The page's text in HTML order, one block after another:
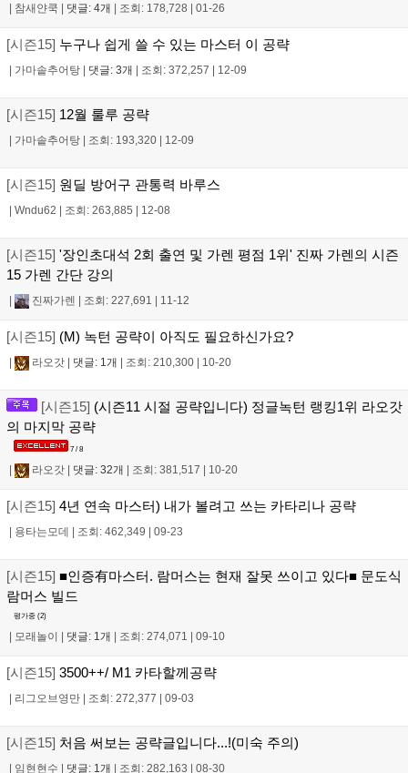
| 참새얀쿡 | 댓글: 4개 | 조회: 178,728 | 01-26
[시즌15] 누구나 쉽게 쓸 수 있는 마스터 이 공략
| 가마솥추어탕 | 댓글: 3개 | 조회: 372,257 | 12-09
[시즌15] 12월 룰루 공략
| 가마솥추어탕 | 조회: 193,320 | 12-09
[시즌15] 원딜 방어구 관통력 바루스
| Wndu62 | 조회: 263,885 | 12-08
[시즌15] '장인초대석 2회 출연 및 가렌 평점 1위' 진짜 가렌의 시즌
15 가렌 간단 강의
| 진짜가렌 | 조회: 227,691 | 11-12
[시즌15] (M) 녹턴 공략이 아직도 필요하신가요?
| 라오갓 | 댓글: 1개 | 조회: 210,300 | 10-20
[시즌15] (시즌11 시절 공략입니다) 정글녹턴 랭킹1위 라오갓
의 마지막 공략
7 / 8
라오갓 댓글: 32개 조회: 381,517 10-20
[시즌15] 4년 연속 마스터) 내가 볼려고 쓰는 카타리나 공략
용타는모데 조회: 462,349 09-23
[시즌15] ■인증有마스터. 람머스는 현재 잘못 쓰이고 있다■ 문도식
람머스 빌드
평가중 (2)
| 모래놀이 | 댓글: 1개 | 조회: 274,071 | 09-10
[시즌15] 3500++/ M1 카타할께공략
| 리그오브영만 | 조회: 272,377 | 09-03
[시즌15] 처음 써보는 공략글입니다...!(미숙 주의)
| 임현현수 | 댓글: 1개 | 조회: 282,163 | 08-30